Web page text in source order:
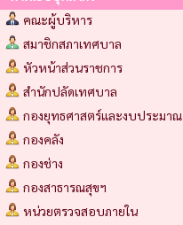
คณะผู้บริหาร
สมาชิกสภาเทศบาล
หัวหน้าส่วนราชการ
สำนักปลัดเทศบาล
กองยุทธศาสตร์และงบประมาณ
กองคลัง
กองช่าง
กองสาธารณสุขฯ
หน่วยตรวจสอบภายใน